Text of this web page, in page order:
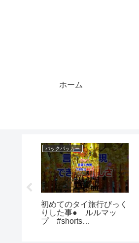
ホーム
クレジットカード
クレジットカードで乗
車！東急・田園都市線で
導入された新しい乗車サ